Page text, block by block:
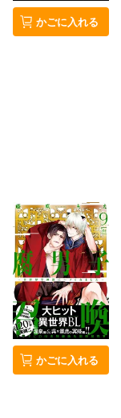
かごに入れる
かごに入れる